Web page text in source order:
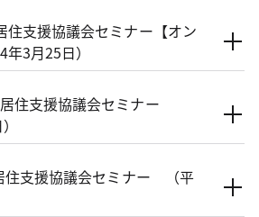
支援協議会セミナー【オン
3月25日）
住支援協議会セミナー
住支援協議会セミナー （平